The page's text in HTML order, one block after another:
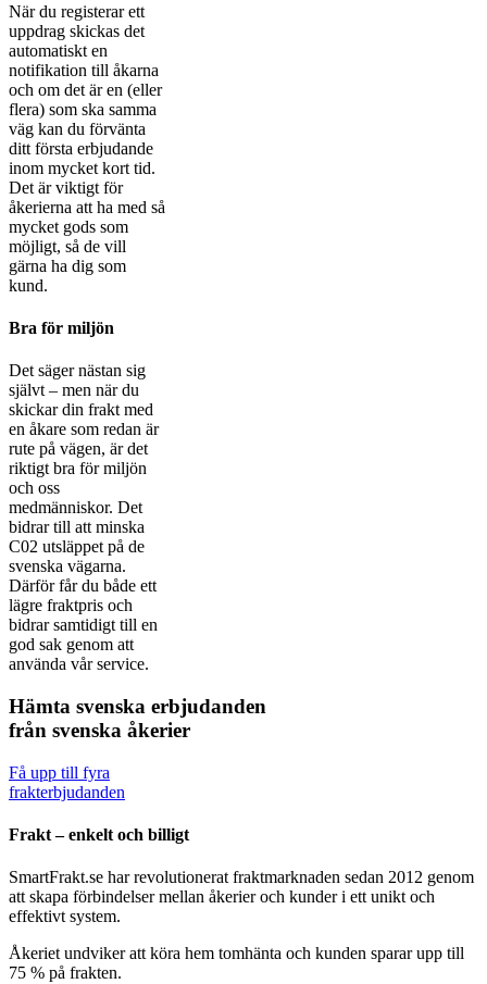
När du registerar ett
uppdrag skickas det
automatiskt en
notifikation till åkarna
och om det är en (eller
flera) som ska samma
väg kan du förvänta
ditt första erbjudande
inom mycket kort tid.
Det är viktigt för
åkerierna att ha med så
mycket gods som
möjligt, så de vill
gärna ha dig som
kund.
Bra för miljön
Det säger nästan sig
självt – men när du
skickar din frakt med
en åkare som redan är
rute på vägen, är det
riktigt bra för miljön
och oss
medmänniskor. Det
bidrar till att minska
C02 utsläppet på de
svenska vägarna.
Därför får du både ett
lägre fraktpris och
bidrar samtidigt till en
god sak genom att
använda vår service.
Hämta svenska erbjudanden
från svenska åkerier
Få upp till fyra
frakterbjudanden
Frakt – enkelt och billigt
SmartFrakt.se har revolutionerat fraktmarknaden sedan 2012 genom
att skapa förbindelser mellan åkerier och kunder i ett unikt och
effektivt system.
Åkeriet undviker att köra hem tomhänta och kunden sparar upp till
75 % på frakten.